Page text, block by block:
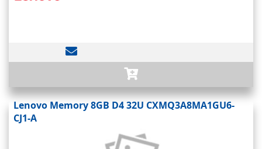
Lenovo Memory 8GB D4 32U CXMQ3A8MA1GU6-
CJ1-A